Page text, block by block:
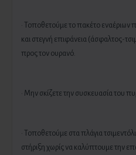
· Τοποθετούμε το πακέτο εναέριων
και στεγνή επιφάνεια (άσφαλτος-
προς τον ουρανό.
· Μην σκίζετε την συσκευασία του
· Τοποθετούμε στα πλάγια
στήριξη χωρίς να καλύπτουμε την